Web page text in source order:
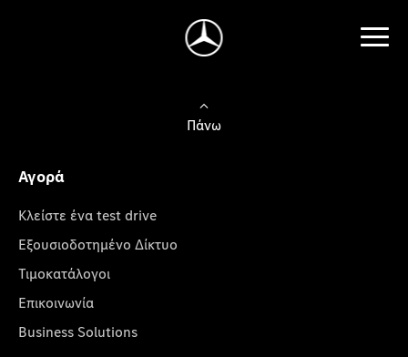
Πάνω
Αγορά
Κλείστε ένα test drive
Εξουσιοδοτημένο Δίκτυο
Τιμοκατάλογοι
Επικοινωνία
Business Solutions